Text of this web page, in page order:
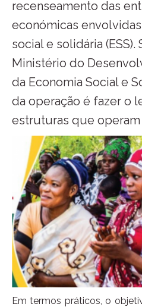
recenseamento das
económicas
social e solidária
Ministério do
da Economia Social e
da operação é fazer o
estruturas que
Em termos práticos, o